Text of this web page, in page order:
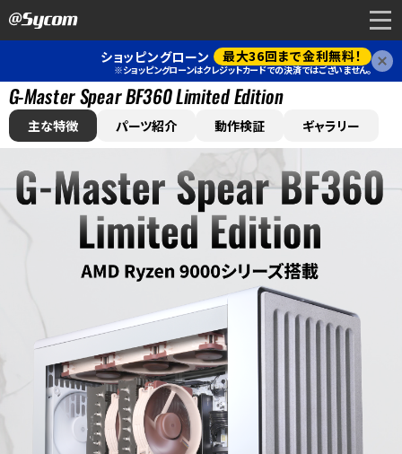
ショッピングローン 最大36回まで金利無料！
※ショッピングローンはクレジットカードでの決済ではございません。
G-Master Spear BF360 Limited Edition
主な特徴 パーツ紹介 動作検証 ギャラリー